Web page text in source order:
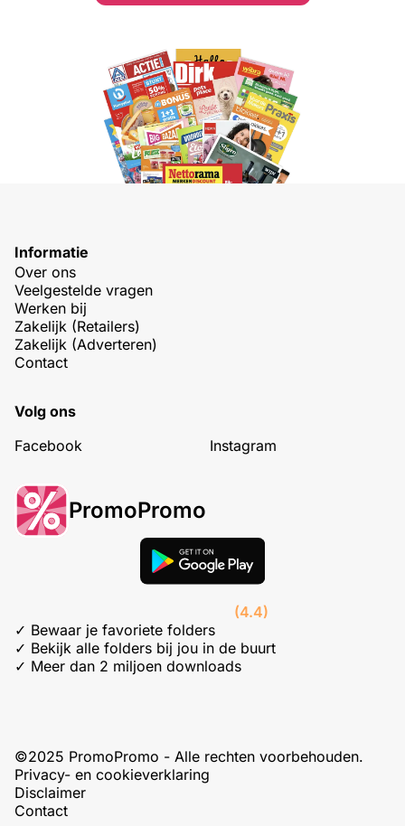
Informatie
Over ons
Veelgestelde vragen
Werken bij
Zakelijk (Retailers)
Zakelijk (Adverteren)
Contact
Volg ons
Facebook
Instagram
PromoPromo
(4.4)
✓ Bewaar je favoriete folders
✓ Bekijk alle folders bij jou in de buurt
✓ Meer dan 2 miljoen downloads
©2025 PromoPromo - Alle rechten voorbehouden.
Privacy- en cookieverklaring
Disclaimer
Contact